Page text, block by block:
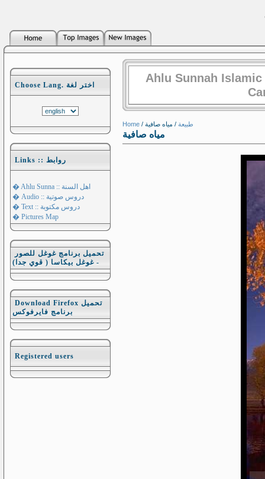
Choose Lang. اختر لغة
Links :: روابط
� Ahlu Sunna :: اهل السنة
� Audio :: دروس صوتية
� Text :: دروس مكتوبة
� Pictures Map
تحميل برنامج غوغل للصور
- غوغل بيكاسا ( قوي جدا)
Download Firefox تحميل
برنامج فايرفوكس
Registered users
Ahlu Sunnah
Home / طبيعة / مياه صافية
مياه صافية